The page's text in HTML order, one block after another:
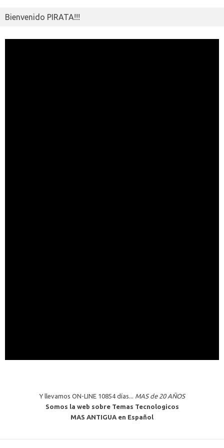
Bienvenido PIRATA!!!
Y llevamos ON-LINE 10854 días... MAS de 20 AÑOS
Somos la web sobre Temas Tecnologicos
MAS ANTIGUA en Español